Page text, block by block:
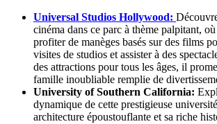
Universal Studios Hollywood:
cinéma dans ce parc à thème palpitant,
profiter de manèges basés sur des films
visites de studios et assister à des
des attractions pour tous les âges, il
famille inoubliable remplie de
University of Southern California:
dynamique de cette prestigieuse
architecture époustouflante et sa riche